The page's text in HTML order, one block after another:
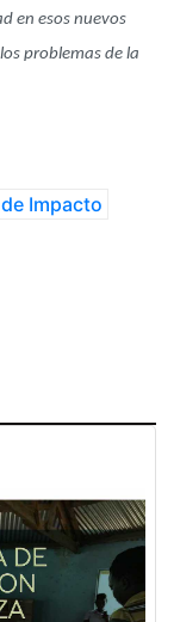
en esos nuevos
problemas de la
Impacto